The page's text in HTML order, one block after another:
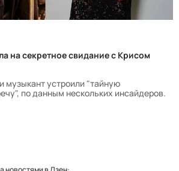
на секретное свидание с Крисом
музыкант устроили "тайную
по данным нескольких инсайдеров.